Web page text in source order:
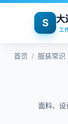
S 大
工
首页 / 服装常识
面料、设